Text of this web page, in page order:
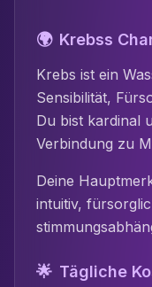
🌍 Krebss
Krebs ist ein
Sensibilität,
Du bist kardinal
Verbindung zu
Deine
intuitiv,
🌟 Tägliche